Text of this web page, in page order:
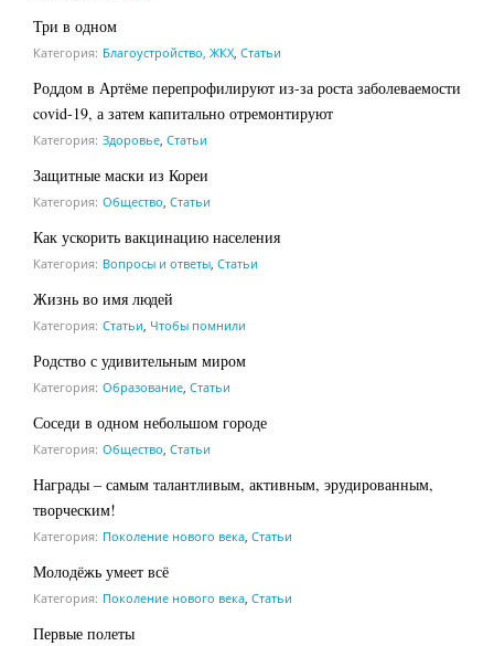
Три в одном
Категория: Благоустройство, ЖКХ Статьи
Роддом в Артёме перепрофилируют из-за роста заболеваемости
covid-19, а затем капитально отремонтируют
Категория: Здоровье Статьи
Защитные маски из Кореи
Категория: Общество Статьи
Как ускорить вакцинацию населения
Категория: Вопросы и ответы Статьи
Жизнь во имя людей
Категория: Статьи Чтобы помнили
Родство с удивительным миром
Категория: Образование Статьи
Соседи в одном небольшом городе
Категория: Общество Статьи
Награды – самым талантливым, активным, эрудированным,
творческим!
Категория: Поколение нового века Статьи
Молодёжь умеет всё
Категория: Поколение нового века Статьи
Первые полеты